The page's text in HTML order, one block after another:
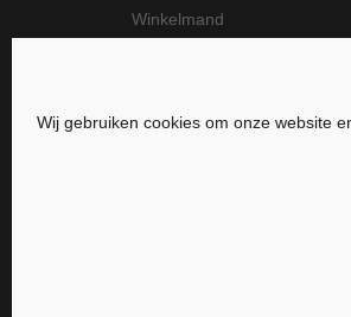
Wij gebruiken cookies om onze website
Winkelmand